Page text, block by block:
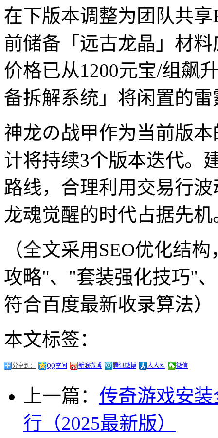
在下版本调整为团队共
前储备「远古龙晶」材
价格已从1200元宝/组飙
备拆解系统」将闲置的
神龙の战甲作为当前版
计将持续3个版本迭代。
路线，合理利用交易行
龙魂觉醒的时代占据先机
（全文采用SEO优化结
攻略"、"套装强化技巧"
符合百度最新收录算法）
本文标签：
分享到： QQ空间 新浪微博 腾讯微博 人人网 微信
上一篇： 传奇游戏安
行（2025最新版）